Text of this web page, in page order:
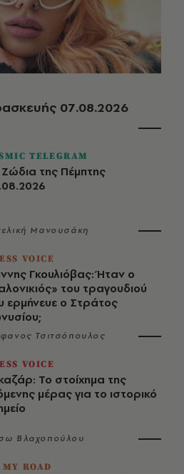
07.08.2026
TELEGRAM
της Πέμπτης
Μανουσάκη
VOICE
Γκουλιόβας: Ήταν ο
του τραγουδιού
ερμήνευε ο Στράτος
Τσιτσόπουλος
VOICE
Το στοίχημα της
μέρας για το ιστορικό
Βλαχοπούλου
MY ROAD